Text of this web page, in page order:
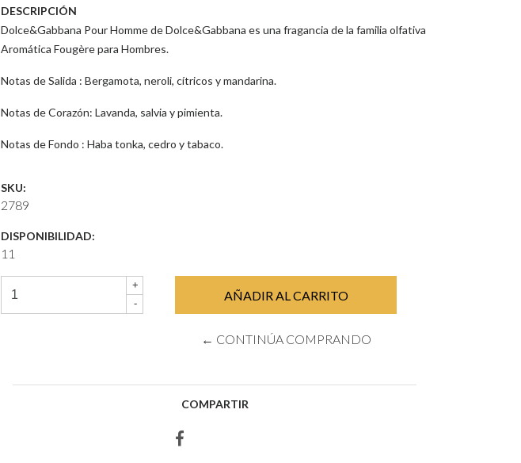
DESCRIPCIÓN
Dolce&Gabbana Pour Homme de Dolce&Gabbana es una fragancia de la familia olfativa
Aromática Fougère para Hombres.
Notas de Salida : Bergamota, neroli, cítricos y mandarina.
Notas de Corazón: Lavanda, salvia y pimienta.
Notas de Fondo : Haba tonka, cedro y tabaco.
SKU:
2789
DISPONIBILIDAD:
11
+
-
← CONTINÚA COMPRANDO
COMPARTIR